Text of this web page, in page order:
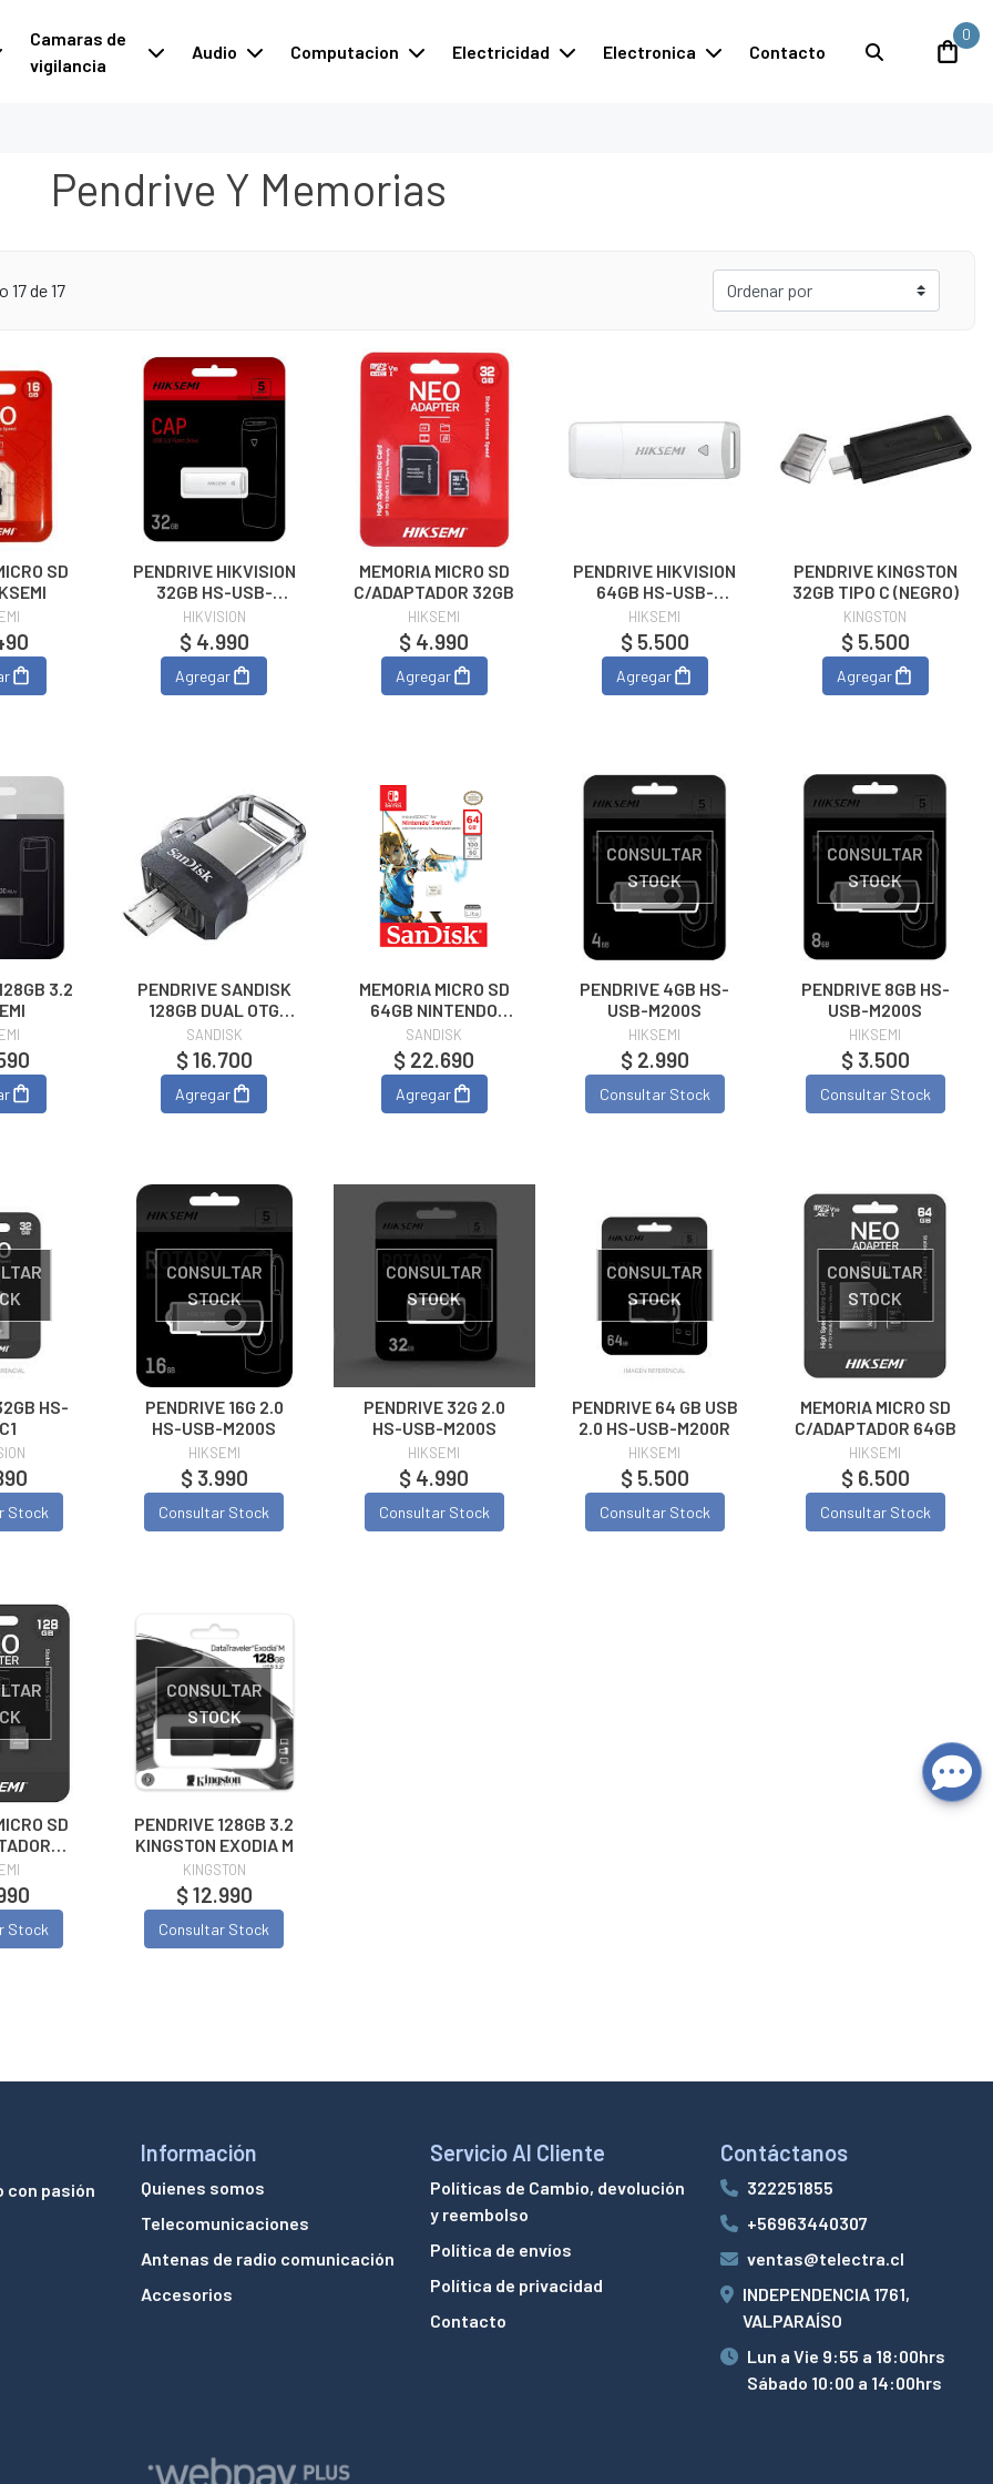
Camaras de
vigilancia
Audio Computacion Electricidad Electronica Contacto
0
Pendrive Y Memorias
17 de 17
SD
PENDRIVE HIKVISION
32GB HS-USB-
M220P
HIKVISION
$ 4.990
Agregar
MEMORIA MICRO SD
C/ADAPTADOR 32GB
HIKSEMI
$ 4.990
Agregar
PENDRIVE HIKVISION
64GB HS-USB-
M220P
HIKSEMI
$ 5.500
Agregar
PENDRIVE KINGSTON
32GB TIPO C (NEGRO)
KINGSTON
$ 5.500
Agregar
3.2
PENDRIVE SANDISK
128GB DUAL OTG
(TIPO MICRO USB)
(3.0)
SANDISK
$ 16.700
Agregar
MEMORIA MICRO SD
64GB NINTENDO
SWITCH (SANDISK)
SANDISK
$ 22.690
Agregar
CONSULTAR
STOCK
PENDRIVE 4GB HS-
USB-M200S
HIKSEMI
$ 2.990
Consultar Stock
CONSULTAR
STOCK
PENDRIVE 8GB HS-
USB-M200S
HIKSEMI
$ 3.500
Consultar Stock
HS-
Stock
CONSULTAR
STOCK
PENDRIVE 16G 2.0
HS-USB-M200S
HIKSEMI
$ 3.990
Consultar Stock
CONSULTAR
STOCK
PENDRIVE 32G 2.0
HS-USB-M200S
HIKSEMI
$ 4.990
Consultar Stock
CONSULTAR
STOCK
PENDRIVE 64 GB USB
2.0 HS-USB-M200R
HIKSEMI
$ 5.500
Consultar Stock
CONSULTAR
STOCK
MEMORIA MICRO SD
C/ADAPTADOR 64GB
HIKSEMI
$ 6.500
Consultar Stock
SD
Stock
CONSULTAR
STOCK
PENDRIVE 128GB 3.2
KINGSTON EXODIA M
KINGSTON
$ 12.990
Consultar Stock
con pasión
Información
Quienes somos
Telecomunicaciones
Antenas de radio comunicación
Accesorios
Servicio Al Cliente
Políticas de Cambio, devolución
y reembolso
Política de envíos
Política de privacidad
Contacto
Contáctanos
322251855
+56963440307
ventas@telectra.cl
INDEPENDENCIA 1761,
VALPARAÍSO
Lun a Vie 9:55 a 18:00hrs
Sábado 10:00 a 14:00hrs